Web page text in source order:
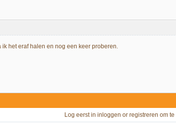
het eraf halen en nog een keer proberen.
Log eerst in inloggen or registreren om te